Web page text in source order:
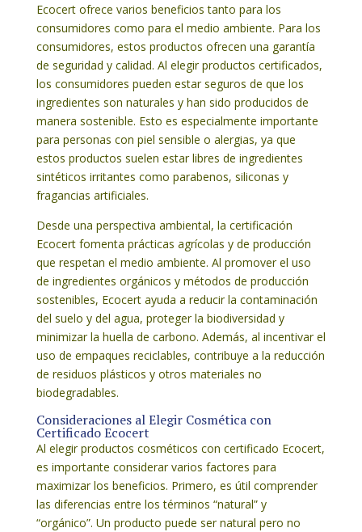
Ecocert ofrece varios beneficios tanto para los
consumidores como para el medio ambiente. Para los
consumidores, estos productos ofrecen una garantía
de seguridad y calidad. Al elegir productos certificados,
los consumidores pueden estar seguros de que los
ingredientes son naturales y han sido producidos de
manera sostenible. Esto es especialmente importante
para personas con piel sensible o alergias, ya que
estos productos suelen estar libres de ingredientes
sintéticos irritantes como parabenos, siliconas y
fragancias artificiales.
Desde una perspectiva ambiental, la certificación
Ecocert fomenta prácticas agrícolas y de producción
que respetan el medio ambiente. Al promover el uso
de ingredientes orgánicos y métodos de producción
sostenibles, Ecocert ayuda a reducir la contaminación
del suelo y del agua, proteger la biodiversidad y
minimizar la huella de carbono. Además, al incentivar el
uso de empaques reciclables, contribuye a la reducción
de residuos plásticos y otros materiales no
biodegradables.
Consideraciones al Elegir Cosmética con
Certificado Ecocert
Al elegir productos cosméticos con certificado Ecocert,
es importante considerar varios factores para
maximizar los beneficios. Primero, es útil comprender
las diferencias entre los términos “natural” y
“orgánico”. Un producto puede ser natural pero no